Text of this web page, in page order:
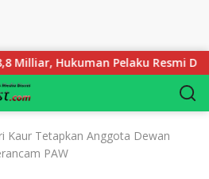
Pelaku Resmi Diperberat!
Kaur Tetapkan Anggota Dewan
PAW